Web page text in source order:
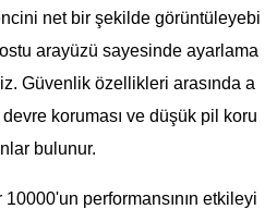
net bir şekilde görüntüleyebi
arayüzü sayesinde ayarlama
Güvenlik özellikleri arasında a
devre koruması ve düşük pil koru
bulunur.
performansının etkileyi